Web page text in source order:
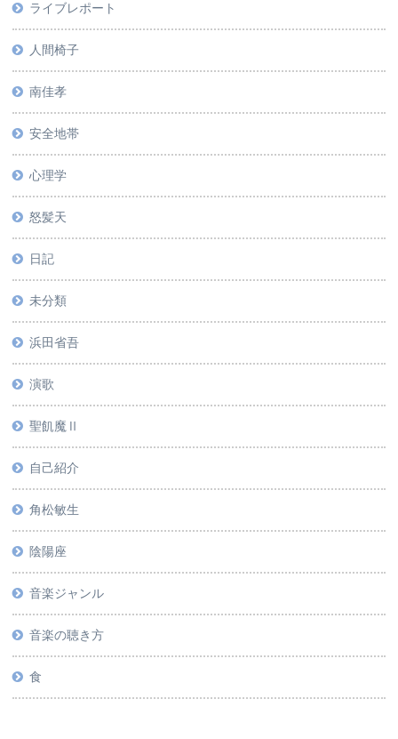
ライブレポート
人間椅子
南佳孝
安全地帯
心理学
怒髪天
日記
未分類
浜田省吾
演歌
聖飢魔Ⅱ
自己紹介
角松敏生
陰陽座
音楽ジャンル
音楽の聴き方
食